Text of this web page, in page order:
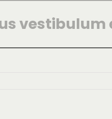
vestibulum